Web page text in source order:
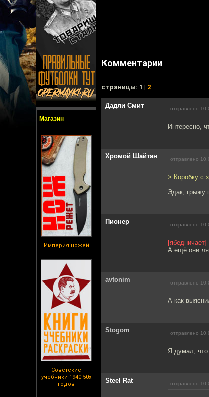
Магазин
Империя ножей
Советские
учебники 1940-50х
годов
Комментарии
cтраницы: 1 | 2
Дадли Смит отправлено
Интересно,
Хромой Шайтан отправлено
> Коробку с
Эдак, грыжу
Пионер отправлено
[ябедничает]
А ещё они
avtonim отправлено
А как
Stogom отправлено
Я думал, что
Steel Rat отправлено